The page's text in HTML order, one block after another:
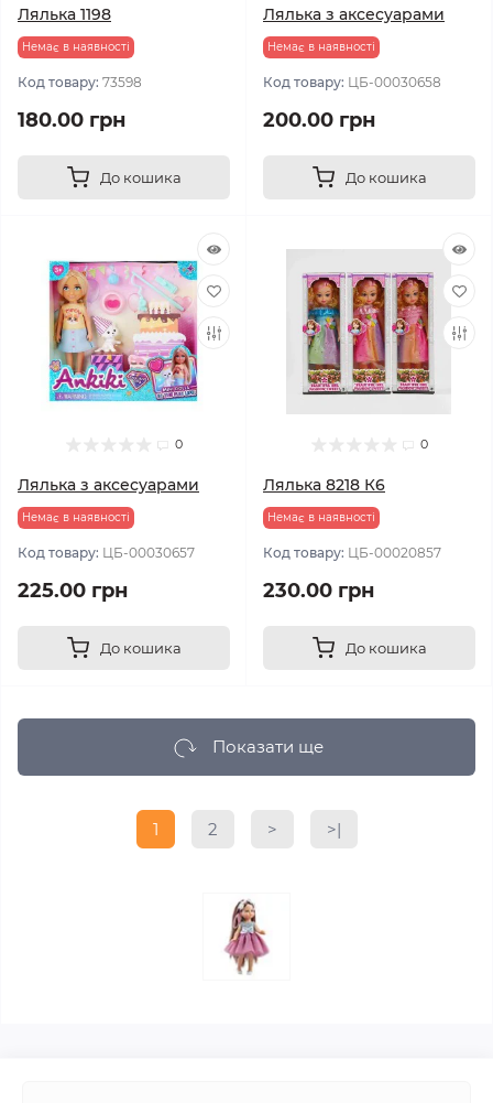
Лялька 1198
Немає в наявності
Код товару: 73598
180.00 грн
До кошика
Лялька з аксесуарами
Немає в наявності
Код товару: ЦБ-00030658
200.00 грн
До кошика
0
Лялька з аксесуарами
Немає в наявності
Код товару: ЦБ-00030657
225.00 грн
До кошика
0
Лялька 8218 К6
Немає в наявності
Код товару: ЦБ-00020857
230.00 грн
До кошика
Показати ще
1 2 > >|